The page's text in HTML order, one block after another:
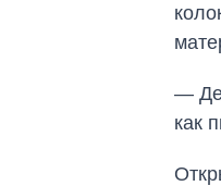
—
как